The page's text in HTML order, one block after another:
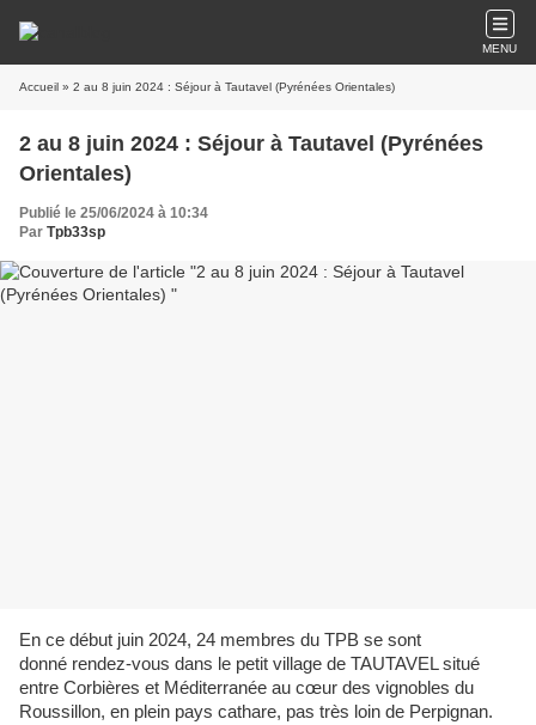
MENU
Accueil » 2 au 8 juin 2024 : Séjour à Tautavel (Pyrénées Orientales)
2 au 8 juin 2024 : Séjour à Tautavel (Pyrénées
Orientales)
Publié le 25/06/2024 à 10:34
Par Tpb33sp
En ce début juin 2024, 24 membres du TPB se sont
donné rendez-vous dans le petit village de TAUTAVEL situé
entre Corbières et Méditerranée au cœur des vignobles du
Roussillon, en plein pays cathare, pas très loin de Perpignan.